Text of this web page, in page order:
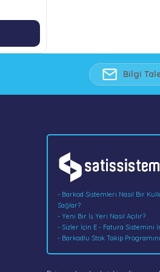
Bilgi
- Barkod Sistemleri Nasıl Bir
Sağlar?
- Yeni Bir İş Yeri Nasıl Açılır?
- Sizler İçin E - Fatura Sistemini
- Barkodlu Stok Takip